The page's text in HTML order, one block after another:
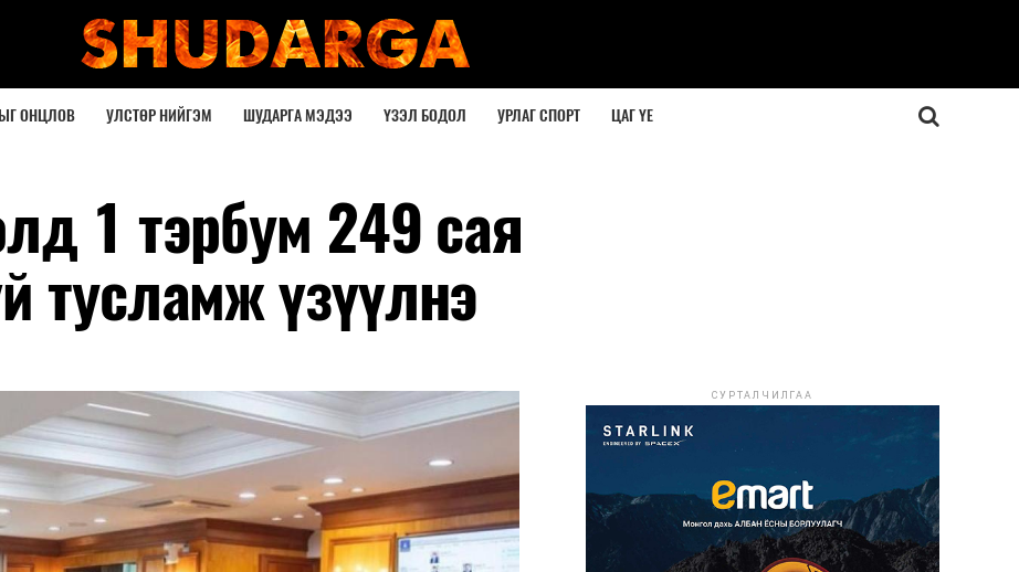
ОНЦЛОВ УЛСТӨР НИЙГЭМ ШУДАРГА МЭДЭЭ ҮЗЭЛ БОДОЛ УРЛАГ СПОРТ ЦАГ ҮЕ
1 тэрбум 249 сая
тусламж үзүүлнэ
СУРТАЛЧИЛГАА